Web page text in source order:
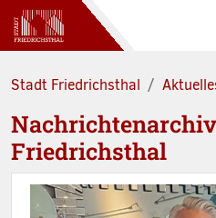
Zum Hauptinhalt springen
Stadt Friedrichsthal
Friedrichsthal